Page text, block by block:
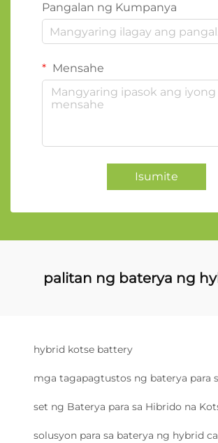
Pangalan ng Kumpanya
Mensahe
Isumite
palitan ng baterya ng
hybrid kotse battery
mga tagapagtustos ng baterya para
set ng Baterya para sa Hibrido na
solusyon para sa baterya ng hybrid